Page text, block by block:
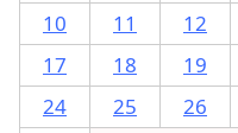
10
11 12
17
18 19
24
25 26